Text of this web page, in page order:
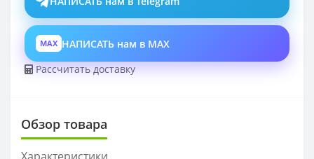
MAX НАПИСАТЬ нам в MAX
Рассчитать доставку
Обзор товара